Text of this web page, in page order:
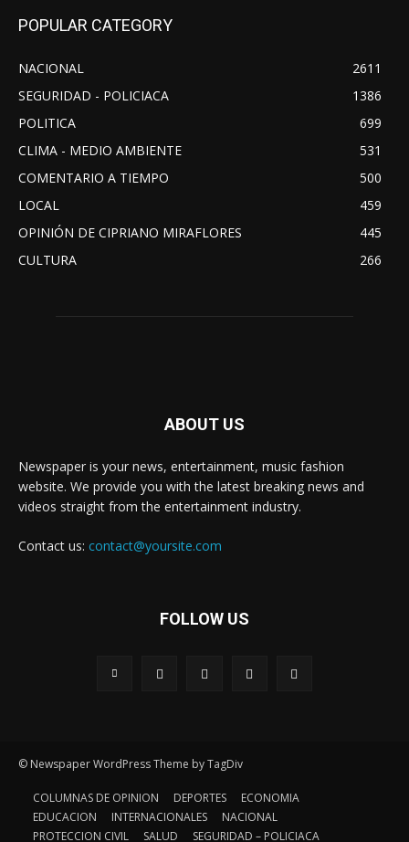
POPULAR CATEGORY
NACIONAL
2611
SEGURIDAD - POLICIACA
1386
POLITICA
699
CLIMA - MEDIO AMBIENTE
531
COMENTARIO A TIEMPO
500
LOCAL
459
OPINIÓN DE CIPRIANO MIRAFLORES
445
CULTURA
266
ABOUT US
Newspaper is your news, entertainment, music fashion
website. We provide you with the latest breaking news and
videos straight from the entertainment industry.
Contact us: contact@yoursite.com
FOLLOW US
© Newspaper WordPress Theme by TagDiv
COLUMNAS DE OPINION DEPORTES
ECONOMIA
EDUCACION
INTERNACIONALES
NACIONAL
PROTECCION CIVIL
SALUD SEGURIDAD – POLICIACA